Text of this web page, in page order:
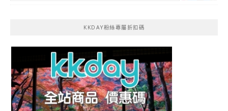
KKDAY粉絲專屬折扣碼